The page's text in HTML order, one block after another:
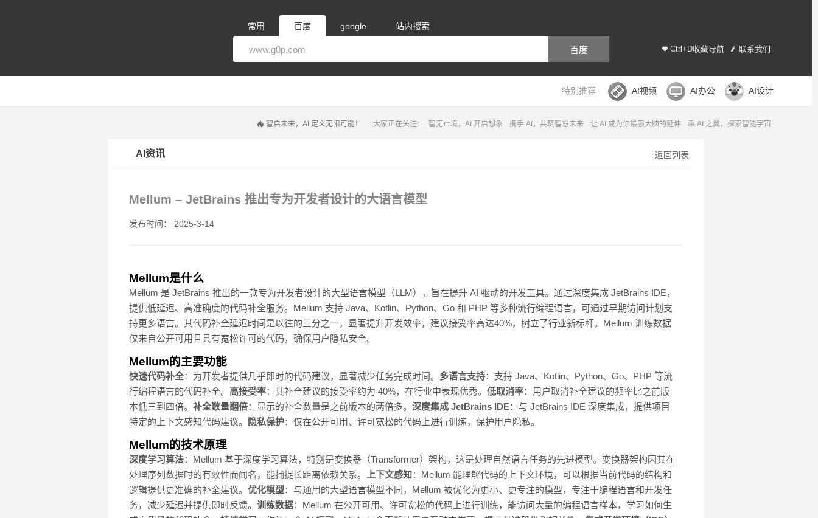
常用 百度 google 站内搜索
Ctrl+D收藏导航 联系我们
百度
特别推荐 AI视频 AI办公 AI设计
大家正在关注： 智无止境，AI 开启想象 携手 AI，共筑智慧未来 让 AI 成为你最强大脑的延伸 乘 AI 之翼，探索智能宇宙
智启未来，AI 定义无限可能！
返回列表
AI资讯
Mellum – JetBrains 推出专为开发者设计的大语言模型
发布时间： 2025-3-14
Mellum是什么
Mellum 是 JetBrains 推出的一款专为开发者设计的大型语言模型（LLM），旨在提升 AI 驱动的开发工具。通过深度集成 JetBrains IDE，
提供低延迟、高准确度的代码补全服务。Mellum 支持 Java、Kotlin、Python、Go 和 PHP 等多种流行编程语言，可通过早期访问计划支
持更多语言。其代码补全延迟时间是以往的三分之一，显著提升开发效率，建议接受率高达40%，树立了行业新标杆。Mellum 训练数据
仅来自公开可用且具有宽松许可的代码，确保用户隐私安全。
Mellum的主要功能
快速代码补全：为开发者提供几乎即时的代码建议，显著减少任务完成时间。 多语言支持：支持 Java、Kotlin、Python、Go、PHP 等流
行编程语言的代码补全。 高接受率：其补全建议的接受率约为 40%，在行业中表现优秀。 低取消率：用户取消补全建议的频率比之前版
本低三到四倍。 补全数量翻倍：显示的补全数量是之前版本的两倍多。 深度集成 JetBrains IDE：与 JetBrains IDE 深度集成，提供项目
特定的上下文感知代码建议。
隐私保护：仅在公开可用、许可宽松的代码上进行训练，保护用户隐私。
Mellum的技术原理
深度学习算法：Mellum 基于深度学习算法，特别是变换器（Transformer）架构，这是处理自然语言任务的先进模型。变换器架构因其在
处理序列数据时的有效性而闻名，能捕捉长距离依赖关系。
上下文感知：Mellum 能理解代码的上下文环境，可以根据当前代码的结构和
逻辑提供更准确的补全建议。 优化模型：与通用的大型语言模型不同，Mellum 被优化为更小、更专注的模型，专注于编程语言和开发任
务，减少延迟并提供即时反馈。 训练数据：Mellum 在公开可用、许可宽松的代码上进行训练，能访问大量的编程语言样本，学习如何生